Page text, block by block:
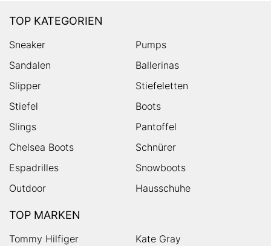
TOP KATEGORIEN
Sneaker
Pumps
Sandalen
Ballerinas
Slipper
Stiefeletten
Stiefel
Boots
Slings
Pantoffel
Chelsea Boots
Schnürer
Espadrilles
Snowboots
Outdoor
Hausschuhe
TOP MARKEN
Tommy Hilfiger
Kate Gray